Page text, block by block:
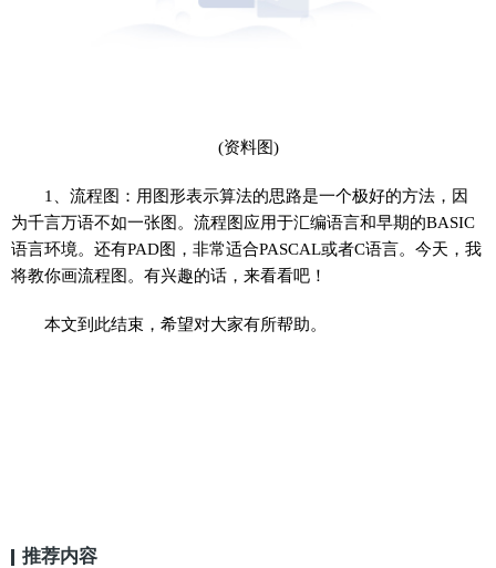
(资料图)
1、流程图：用图形表示算法的思路是一个极好的方法，因
为千言万语不如一张图。流程图应用于汇编语言和早期的BASIC
语言环境。还有PAD图，非常适合PASCAL或者C语言。今天，我
将教你画流程图。有兴趣的话，来看看吧！
本文到此结束，希望对大家有所帮助。
推荐内容